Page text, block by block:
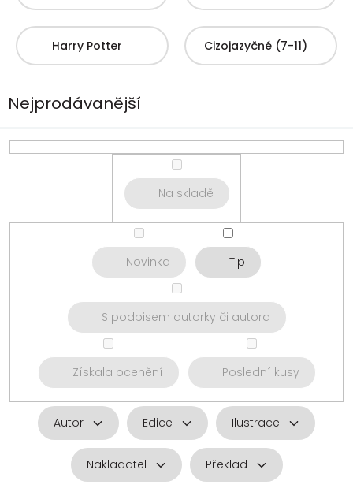
Harry Potter Cizojazyčné (7-11)
Nejprodávanější
Na skladě
Novinka Tip
S podpisem autorky či autora
Získala ocenění Poslední kusy
Autor Edice Ilustrace
Nakladatel Překlad